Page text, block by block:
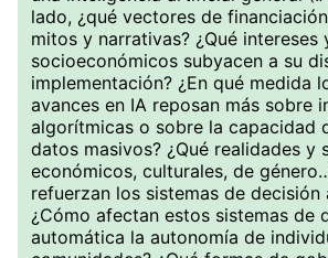
lado, ¿qué vectores de
mitos y narrativas? ¿Qué intereses
socioeconómicos subyacen a su
implementación? ¿En qué medida
avances en IA reposan más sobre
algorítmicas o sobre la capacidad
datos masivos? ¿Qué realidades y
económicos, culturales, de
refuerzan los sistemas de decisión
¿Cómo afectan estos sistemas de
automática la autonomía de